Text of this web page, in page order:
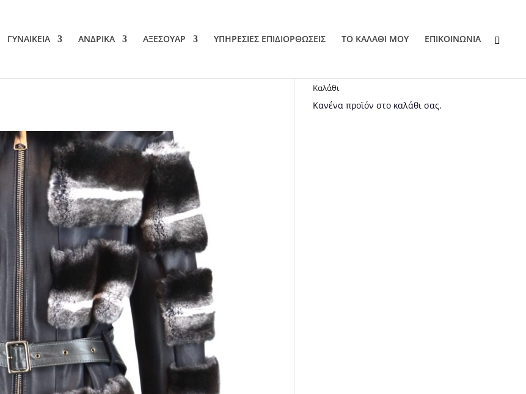
ΓΥΝΑΙΚΕΙΑ ΑΝΔΡΙΚΑ ΑΞΕΣΟΥΑΡ ΥΠΗΡΕΣΙΕΣ ΕΠΙΔΙΟΡΘΩΣΕΙΣ ΤΟ ΚΑΛΑΘΙ ΜΟΥ EΠΙΚΟΙΝΩΝΙΑ
Καλάθι
Κανένα προϊόν στο καλάθι σας.